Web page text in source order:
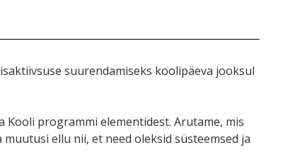
suurendamiseks koolipäeva jooksul
Kooli programmi elementidest. Arutame, mis
ellu nii, et need oleksid süsteemsed ja